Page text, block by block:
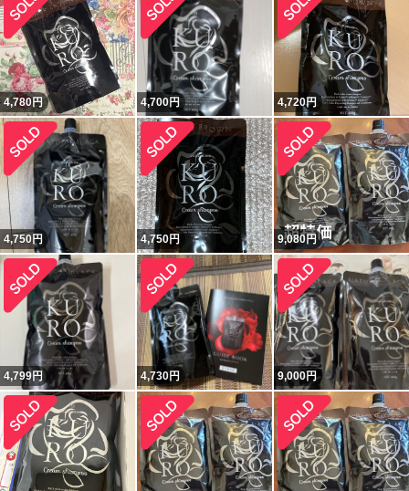
4,780円 4,700円 4,720円
4,750円 4,750円 9,080円
4,799円 4,730円 9,000円